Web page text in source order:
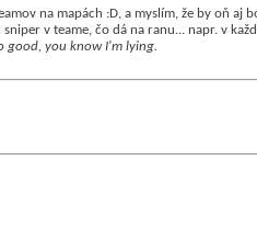
na mapách :D, a myslím, že by oň
v teame, čo dá na ranu... napr. v
good, you know I'm lying.